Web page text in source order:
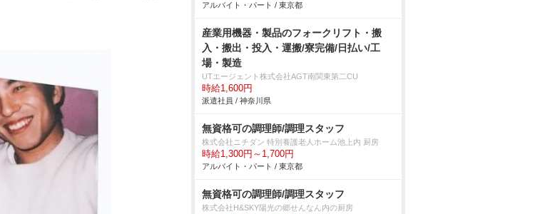
アルバイト・パート / 東京都
産業用機器・製品のフォークリフト・搬
入・搬出・投入・運搬/寮完備/日払い/工
場・製造
UTエージェント株式会社AGT南関東第二CU
時給1,600円
派遣社員 / 神奈川県
無資格可の調理師/調理スタッフ
株式会社ニチダン 特別養護老人ホーム池上内 厨房
時給1,300円～1,700円
アルバイト・パート / 東京都
無資格可の調理師/調理スタッフ
株式会社H&SKY陽光の郷せんなん内の厨房